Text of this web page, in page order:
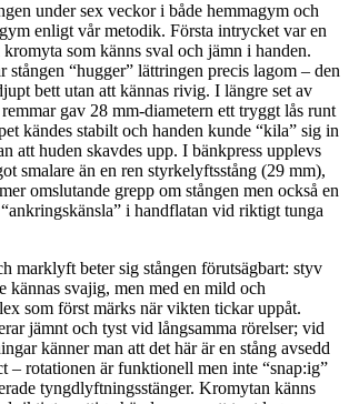
under sex veckor i både hemmagym och
enligt vår metodik. Första intrycket var en
som känns sval och jämn i handen.
stången “hugger” lättringen precis lagom – den
bett utan att kännas rivig. I längre set av
gav 28 mm-diametern ett tryggt lås runt
kändes stabilt och handen kunde “kila” sig in
att huden skavdes upp. I bänkpress upplevs
smalare än en ren styrkelyftsstång (29 mm),
omslutande grepp om stången men också en
i handflatan vid riktigt tunga
marklyft beter sig stången förutsägbart: styv
kännas svajig, men med en mild och
som först märks när vikten tickar uppåt.
jämnt och tyst vid långsamma rörelser; vid
känner man att det här är en stång avsedd
– rotationen är funktionell men inte “snap:ig”
tyngdlyftningsstänger. Kromytan känns